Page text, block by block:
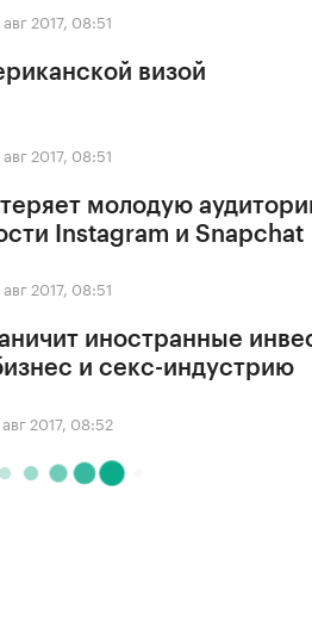
2017, 08:51
визой
2017, 08:51
молодую
Instagram и Snapchat
2017, 08:51
иностранные
и секс-индустрию
авг 2017, 08:52